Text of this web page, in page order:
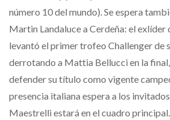
número 10 del mundo). Se espera
Martin Landaluce a Cerdeña: el exlíder
levantó el primer trofeo Challenger de
derrotando a Mattia Bellucci en la
defender su título como vigente
presencia italiana espera a los
Maestrelli estará en el cuadro